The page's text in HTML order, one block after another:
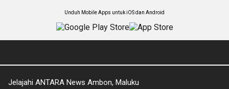
Unduh Mobile Apps untuk iOS dan Android
Jelajahi ANTARA News Ambon, Maluku